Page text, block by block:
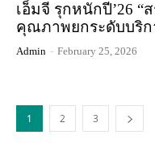
เอ็มจี รุกหนักปี’26 “
คุณภาพยกระดับบริก
Admin - February 25, 2026
1 2 3